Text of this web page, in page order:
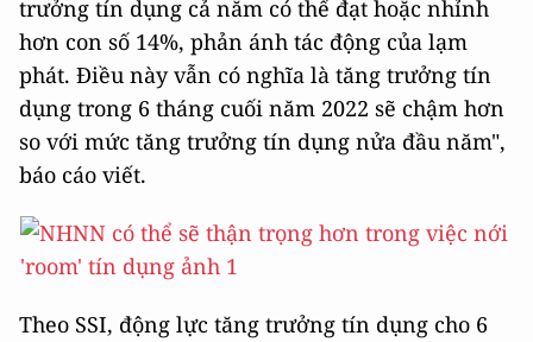
trưởng tín dụng cả năm có thể đạt hoặc nhỉnh
hơn con số 14%, phản ánh tác động của lạm
phát. Điều này vẫn có nghĩa là tăng trưởng tín
dụng trong 6 tháng cuối năm 2022 sẽ chậm hơn
so với mức tăng trưởng tín dụng nửa đầu năm",
báo cáo viết.
Theo SSI, động lực tăng trưởng tín dụng cho 6